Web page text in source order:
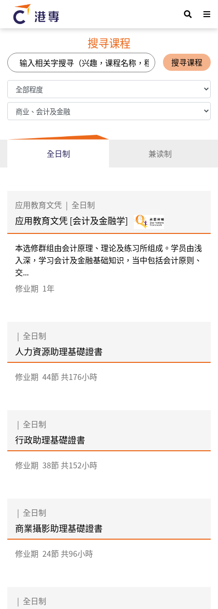
搜寻课程
搜寻课程
全日制 兼读制
应用教育文凭 | 全日制
应用教育文凭 [会计及金融学]
本选修群组由会计原理、理论及练习所组成。学员由浅
入深，学习会计及金融基础知识，当中包括会计原则、
交...
修业期 1年
| 全日制
人力資源助理基礎證書
修业期 44節 共176小時
| 全日制
行政助理基礎證書
修业期 38節 共152小時
| 全日制
商業攝影助理基礎證書
修业期 24節 共96小時
| 全日制